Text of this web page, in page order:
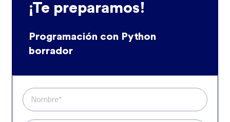
¡Te preparamos!
Programación con Python
borrador
Nombre*